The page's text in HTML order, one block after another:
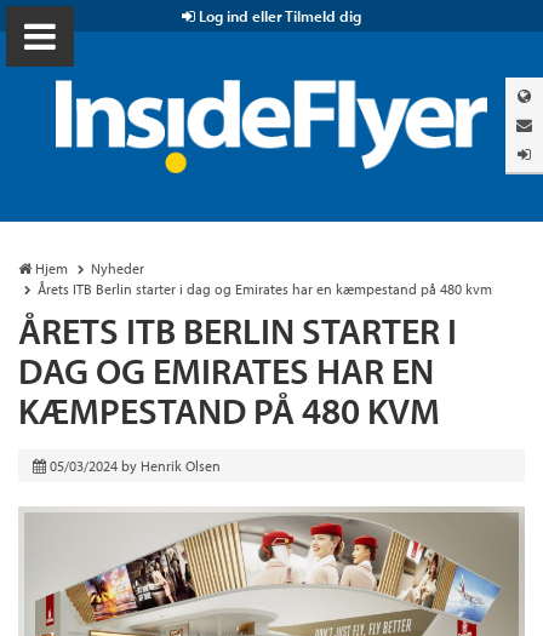
Log ind eller Tilmeld dig
Hjem
Nyheder
Årets ITB Berlin starter i dag og Emirates har en kæmpestand på 480 kvm
ÅRETS ITB BERLIN STARTER I
DAG OG EMIRATES HAR EN
KÆMPESTAND PÅ 480 KVM
05/03/2024 by Henrik Olsen